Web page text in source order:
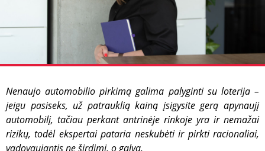
Nenaujo automobilio pirkimą galima palyginti su loterija –
jeigu pasiseks, už patrauklią kainą įsigysite gerą apynaujį
automobilį, tačiau perkant antrinėje rinkoje yra ir nemažai
rizikų, todėl ekspertai pataria neskubėti ir pirkti racionaliai,
vadovaujantis ne širdimi, o galva.